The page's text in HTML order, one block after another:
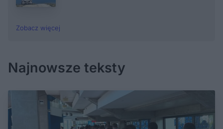
Zobacz więcej
Najnowsze teksty